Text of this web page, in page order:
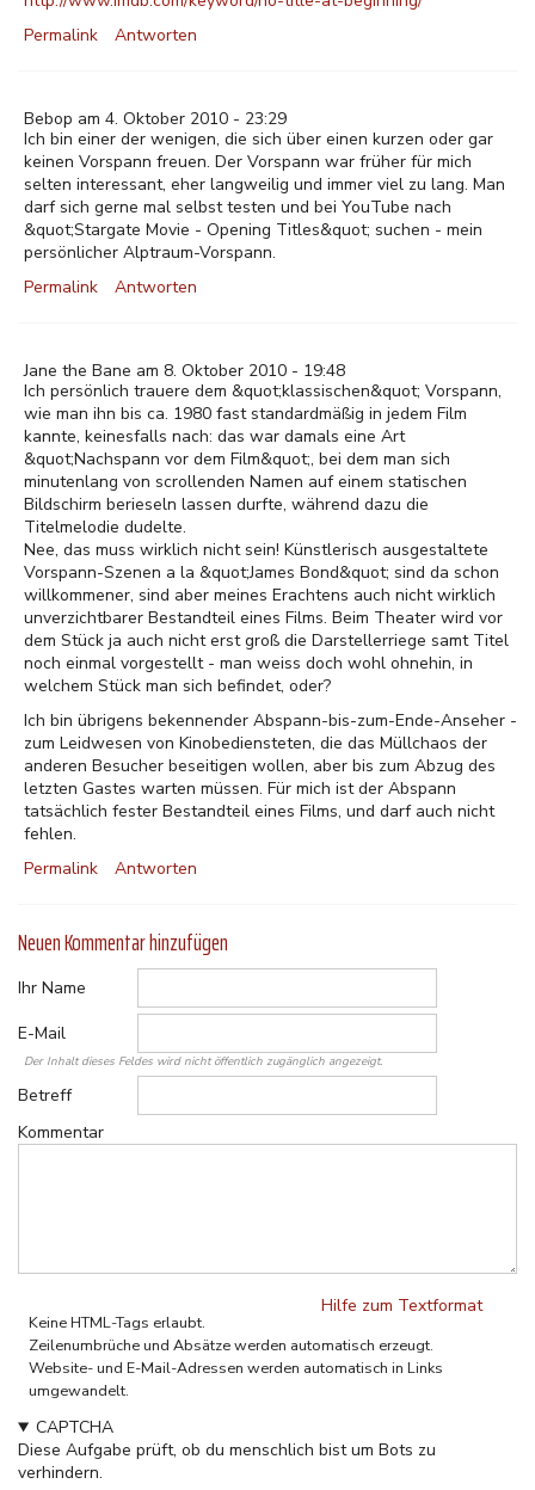
Permalink
Antworten
Bebop am 4. Oktober 2010 - 23:29
Ich bin einer der wenigen, die sich über einen kurzen oder gar
keinen Vorspann freuen. Der Vorspann war früher für mich
selten interessant, eher langweilig und immer viel zu lang. Man
darf sich gerne mal selbst testen und bei YouTube nach
&quot;Stargate Movie - Opening Titles&quot; suchen - mein
persönlicher Alptraum-Vorspann.
Permalink
Antworten
Jane the Bane am 8. Oktober 2010 - 19:48
Ich persönlich trauere dem &quot;klassischen&quot; Vorspann,
wie man ihn bis ca. 1980 fast standardmäßig in jedem Film
kannte, keinesfalls nach: das war damals eine Art
&quot;Nachspann vor dem Film&quot;, bei dem man sich
minutenlang von scrollenden Namen auf einem statischen
Bildschirm berieseln lassen durfte, während dazu die
Titelmelodie dudelte.
Nee, das muss wirklich nicht sein! Künstlerisch ausgestaltete
Vorspann-Szenen a la &quot;James Bond&quot; sind da schon
willkommener, sind aber meines Erachtens auch nicht wirklich
unverzichtbarer Bestandteil eines Films. Beim Theater wird vor
dem Stück ja auch nicht erst groß die Darstellerriege samt Titel
noch einmal vorgestellt - man weiss doch wohl ohnehin, in
welchem Stück man sich befindet, oder?
Ich bin übrigens bekennender Abspann-bis-zum-Ende-Anseher -
zum Leidwesen von Kinobediensteten, die das Müllchaos der
anderen Besucher beseitigen wollen, aber bis zum Abzug des
letzten Gastes warten müssen. Für mich ist der Abspann
tatsächlich fester Bestandteil eines Films, und darf auch nicht
fehlen.
Permalink
Antworten
Neuen Kommentar hinzufügen
Ihr Name
E-Mail
Der Inhalt dieses Feldes wird nicht öffentlich zugänglich angezeigt.
Betreff
Kommentar
Hilfe zum Textformat
Keine HTML-Tags erlaubt.
Zeilenumbrüche und Absätze werden automatisch erzeugt.
Website- und E-Mail-Adressen werden automatisch in Links
umgewandelt.
CAPTCHA
Diese Aufgabe prüft, ob du menschlich bist um Bots zu
verhindern.